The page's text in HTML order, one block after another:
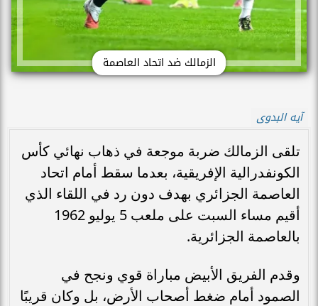
الزمالك ضد اتحاد العاصمة
آيه البدوى
تلقى الزمالك ضربة موجعة في ذهاب نهائي كأس
الكونفدرالية الإفريقية، بعدما سقط أمام اتحاد
العاصمة الجزائري بهدف دون رد في اللقاء الذي
أقيم مساء السبت على ملعب 5 يوليو 1962
بالعاصمة الجزائرية.
وقدم الفريق الأبيض مباراة قوي ونجح في
الصمود أمام ضغط أصحاب الأرض، بل وكان قريبًا